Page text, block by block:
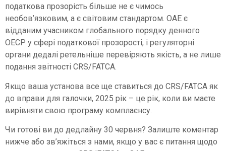
податкова прозорість більше не є чимось
необов’язковим, а є світовим стандартом. ОАЕ є
відданим учасником глобального порядку денного
ОЕСР у сфері податкової прозорості, і регуляторні
органи дедалі ретельніше перевіряють якість, а не лише
подання звітності CRS/FATCA.
Якщо ваша установа все ще ставиться до CRS/FATCA як
до вправи для галочки, 2025 рік – це рік, коли ви маєте
вирівняти свою програму комплаєнсу.
Чи готові ви до дедлайну 30 червня? Залиште коментар
нижче або зв’яжіться з нами, якщо у вас є питання щодо